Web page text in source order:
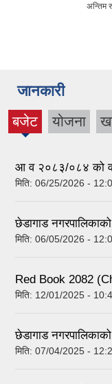
अन्तिम
जानकारी
बजेट
(active
योजना
आ व २०८३/०८४ को
मिति: 06/25/2026 -
छेडागाड
मिति: 06/05/2026 -
Red Book 2082
मिति: 12/01/2025 -
छेडागाड
मिति: 07/04/2025 -